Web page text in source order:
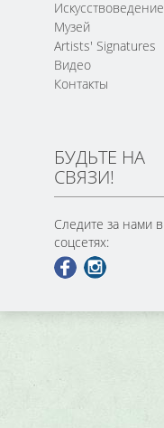
Искусствоведение
Музей
Artists' Signatures
Видео
Контакты
БУДЬТЕ НА
СВЯЗИ!
Следите за нами в
соцсетях: